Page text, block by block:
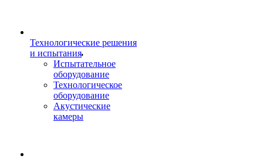
Технологические решения
и испытания
Испытательное
оборудование
Технологическое
оборудование
Акустические
камеры